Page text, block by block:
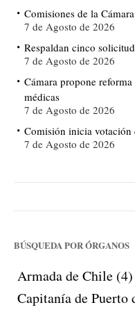
Comisiones de la
7 de Agosto de 2026
Respaldan cinco
7 de Agosto de 2026
Cámara propone
médicas
7 de Agosto de 2026
Comisión inicia votación
7 de Agosto de 2026
BÚSQUEDA POR ÓRGANOS
Armada de Chile (4)
Capitanía de Puerto